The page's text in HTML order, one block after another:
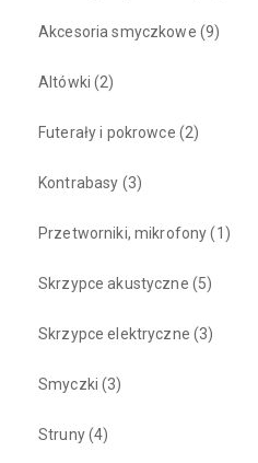
Akcesoria smyczkowe (9)
Altówki (2)
Futerały i pokrowce (2)
Kontrabasy (3)
Przetworniki, mikrofony(1)
Skrzypce akustyczne (5)
Skrzypce elektryczne (3)
Smyczki (3)
Struny(4)